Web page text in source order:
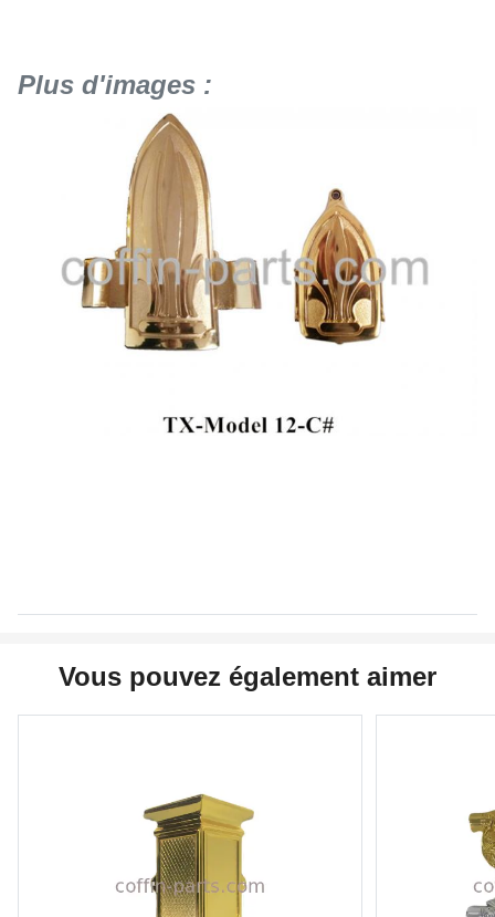
Plus d'images :
Vous pouvez également aimer